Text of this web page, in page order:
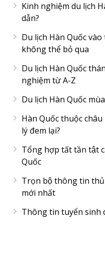
Kinh nghiệm du lịch
dẫn?
Du lịch Hàn Quốc
không thể bỏ qua
Du lịch Hàn Quốc
nghiệm từ A-Z
Du lịch Hàn Quốc
Hàn Quốc thuộc
lý đem lại?
Tổng hợp tất tần tật
Quốc
Trọn bộ thông tin thủ
mới nhất
Thông tin tuyển sinh